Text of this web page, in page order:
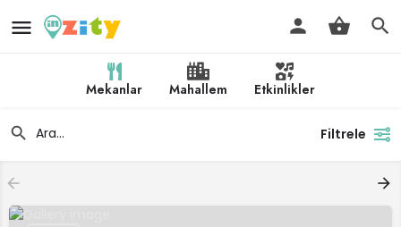
Mekanlar Mahallem Etkinlikler
Filtrele